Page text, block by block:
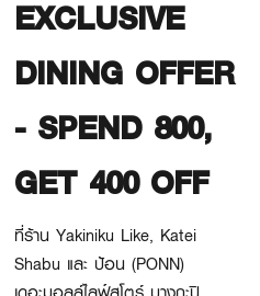
EXCLUSIVE
DINING OFFER
- SPEND 800,
GET 400 OFF
ที่ร้าน Yakiniku Like, Katei
Shabu และ ป้อน (PONN)